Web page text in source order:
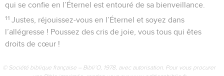
qui se confie en l’Éternel est entouré de sa bienveillance.
11 Justes, réjouissez-vous en l’Éternel et soyez dans
l’allégresse ! Poussez des cris de joie, vous tous qui êtes
droits de cœur !
© Société biblique française – Bibli’O, 1978, avec autorisation. Pour vous procurer